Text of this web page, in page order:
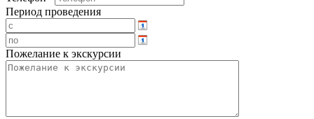
Период проведения
Пожелание к экскурсии